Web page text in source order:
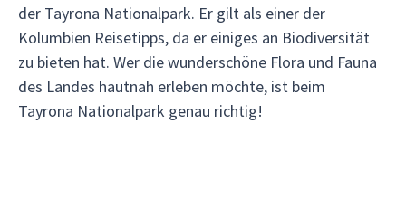
der Tayrona Nationalpark. Er gilt als einer der
Kolumbien Reisetipps, da er einiges an Biodiversität
zu bieten hat. Wer die wunderschöne Flora und Fauna
des Landes hautnah erleben möchte, ist beim
Tayrona Nationalpark genau richtig!